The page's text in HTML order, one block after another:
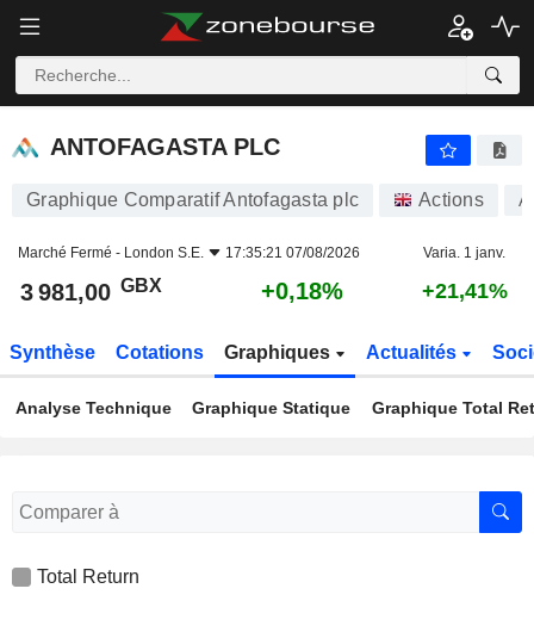
ANTOFAGASTA PLC
ANTOFAGASTA PLC
Graphique Comparatif Antofagasta plc Actions
Marché Fermé - London S.E. 17:35:21 07/08/2026 Varia. 1 janv.
3 981,00 GBX +0,18% +21,41%
Synthèse Cotations Graphiques Actualités
Analyse Technique Graphique Statique Graphique Total
Total Return